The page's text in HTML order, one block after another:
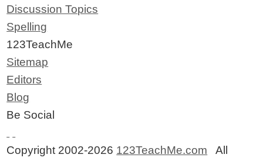
Discussion Topics
Spelling
123TeachMe
Sitemap
Editors
Blog
Be Social
Copyright 2002-2026 123TeachMe.com All